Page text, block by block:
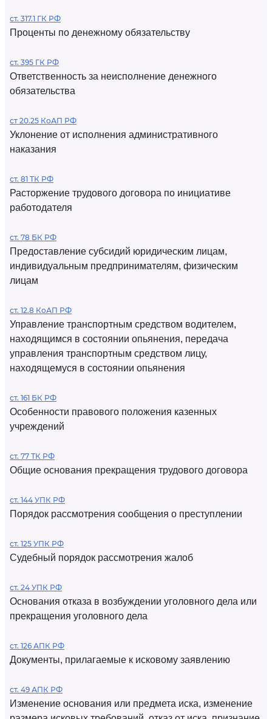
ст. 317.1 ГК РФ
Проценты по денежному обязательству
ст. 395 ГК РФ
Ответственность за неисполнение денежного
обязательства
ст 20.25 КоАП РФ
Уклонение от исполнения административного
наказания
ст. 81 ТК РФ
Расторжение трудового договора по инициативе
работодателя
ст. 78 БК РФ
Предоставление субсидий юридическим лицам,
индивидуальным предпринимателям, физическим
лицам
ст. 12.8 КоАП РФ
Управление транспортным средством водителем,
находящимся в состоянии опьянения, передача
управления транспортным средством лицу,
находящемуся в состоянии опьянения
ст. 161 БК РФ
Особенности правового положения казенных
учреждений
ст. 77 ТК РФ
Общие основания прекращения трудового договора
ст. 144 УПК РФ
Порядок рассмотрения сообщения о преступлении
ст. 125 УПК РФ
Судебный порядок рассмотрения жалоб
ст. 24 УПК РФ
Основания отказа в возбуждении уголовного дела или
прекращения уголовного дела
ст. 126 АПК РФ
Документы, прилагаемые к исковому заявлению
ст. 49 АПК РФ
Изменение основания или предмета иска, изменение